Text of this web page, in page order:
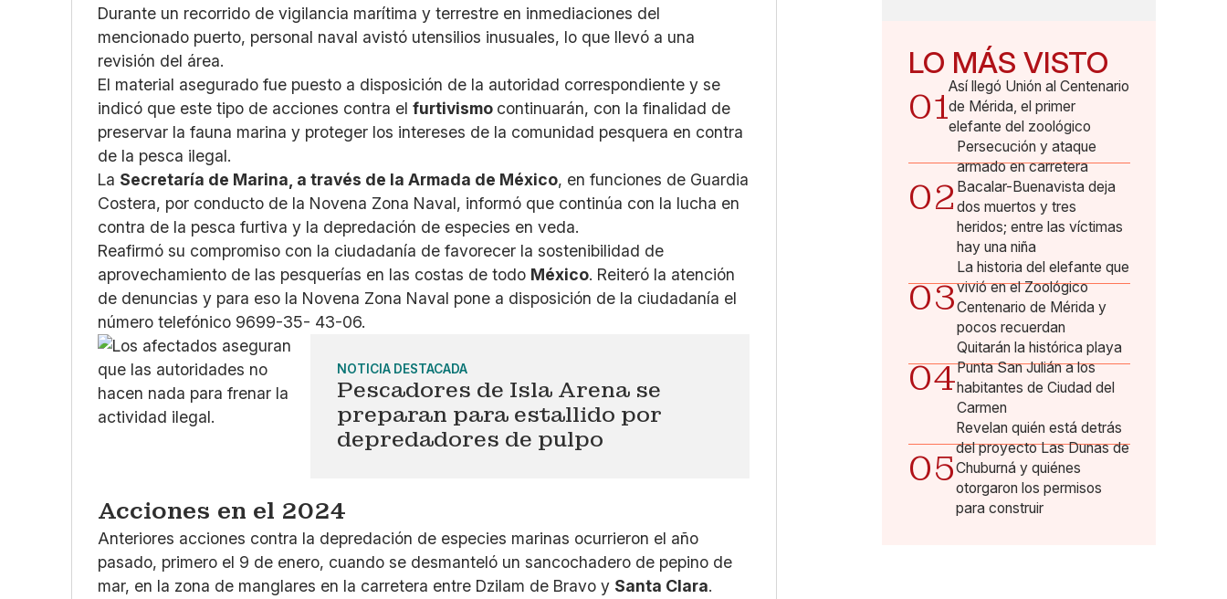
Durante un recorrido de vigilancia marítima y terrestre en inmediaciones del
mencionado puerto, personal naval avistó utensilios inusuales, lo que llevó a una
revisión del área.
El material asegurado fue puesto a disposición de la autoridad correspondiente y se
indicó que este tipo de acciones contra elfurtivismo continuarán, con la finalidad de
preservar la fauna marina y proteger los intereses de la comunidad pesquera en contra
de la pesca ilegal.
La Secretaría de Marina, a través de la Armada de México, en funciones de Guardia
Costera, por conducto de la Novena Zona Naval, informó que continúa con la lucha en
contra de la pesca furtiva y la depredación de especies en veda.
Reafirmó su compromiso con la ciudadanía de favorecer la sostenibilidad de
aprovechamiento de las pesquerías en las costas de todo México. Reiteró la atención
de denuncias y para eso la Novena Zona Naval pone a disposición de la ciudadanía el
número telefónico 9699-35- 43-06.
NOTICIA DESTACADA
Pescadores de Isla Arena se
preparan para estallido por
depredadores de pulpo
Acciones en el 2024
Anteriores acciones contra la depredación de especies marinas ocurrieron el año
pasado, primero el 9 de enero, cuando se desmanteló un sancochadero de pepino de
mar, en la zona de manglares en la carretera entre Dzilam de Bravo y Santa Clara.
LO MÁS VISTO
01Así llegó Unión al Centenario
de Mérida, el primer
elefante del zoológico
02
Persecución y ataque
armado en carretera
Bacalar-Buenavista deja
dos muertos y tres
heridos; entre las víctimas
hay una niña
03
La historia del elefante que
vivió en el Zoológico
Centenario de Mérida y
pocos recuerdan
04
Quitarán la histórica playa
Punta San Julián a los
habitantes de Ciudad del
Carmen
05
Revelan quién está detrás
del proyecto Las Dunas de
Chuburná y quiénes
otorgaron los permisos
para construir